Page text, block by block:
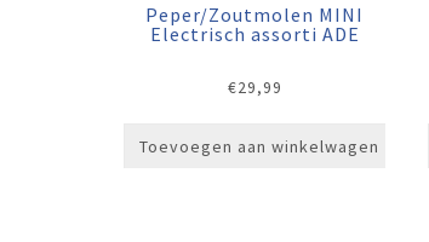
Peper/Zoutmolen MINI
Electrisch assorti ADE
€29,99
Toevoegen aan winkelwagen